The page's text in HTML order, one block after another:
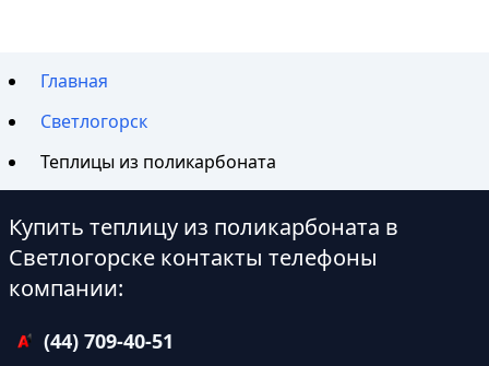
Главная
Светлогорск
Теплицы из поликарбоната
Купить теплицу из поликарбоната в
Светлогорске контакты телефоны
компании:
(44) 709-40-51